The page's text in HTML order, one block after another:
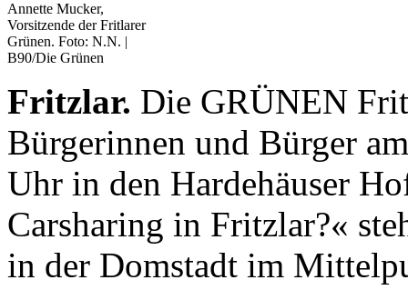
Annette Mucker,
Vorsitzende der Fritlarer
Grünen. Foto: N.N. |
B90/Die Grünen
Fritzlar. Die GRÜNEN
Bürgerinnen und Bürger
Uhr in den Hardehäuser
Carsharing in Fritzlar?«
in der Domstadt im